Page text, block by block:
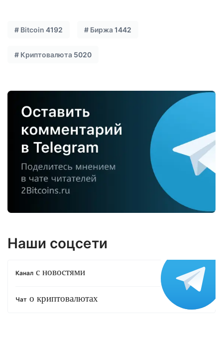
# Bitcoin 4192 # Биржа 1442
# Криптовалюта 5020
Наши соцсети
Канал с новостями
Чат о криптовалютах